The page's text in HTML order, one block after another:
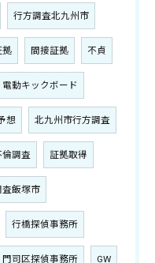
行方調査北九州市
拠 間接証拠 不貞
電動キックボード
想 北九州市行方調査
調査 証拠取得
査飯塚市
行橋探偵事務所
門司区探偵事務所 GW